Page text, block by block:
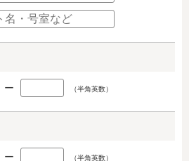
ー （半角英数）
ー （半角英数）